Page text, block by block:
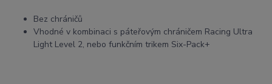
Bez chráničů
Vhodné v kombinaci s páteřovým chráničem Racing Ultra
Light Level 2, nebo funkčním trikem Six-Pack+